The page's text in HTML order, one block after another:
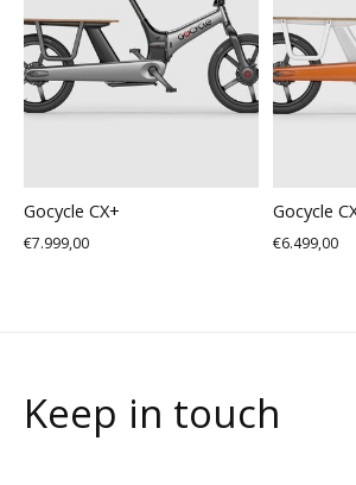
Gocycle CX+
€7.999,00
Gocycle
€6.499,00
Keep in touch